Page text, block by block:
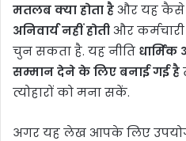
मतलब क्या होता हैऔर यह कैसे
अनिवार्य नहीं होतीऔर
चुन सकता है. यह नीति
सम्मान देने के लिए बनाई गई है
त्योहारों को मना सकें.
अगर यह लेख आपके लिए